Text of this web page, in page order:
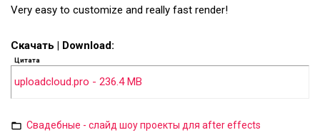
Very easy to customize and really fast render!
Скачать | Download:
Цитата
uploadcloud.pro - 236.4 MB
Свадебные - слайд шоу проекты для after effects